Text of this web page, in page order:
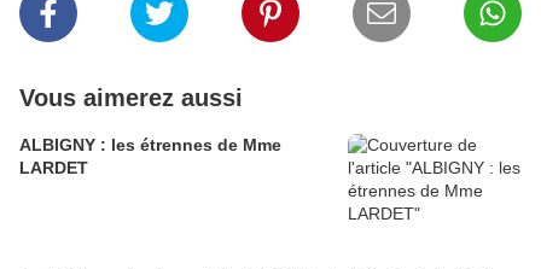
Vous aimerez aussi
ALBIGNY : les étrennes de Mme
LARDET